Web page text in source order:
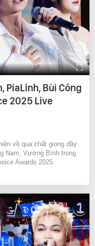
PiaLinh, Bùi Công
2025 Live
về qua chất giọng đầy
Nam, Vương Bình trong
Awards 2025